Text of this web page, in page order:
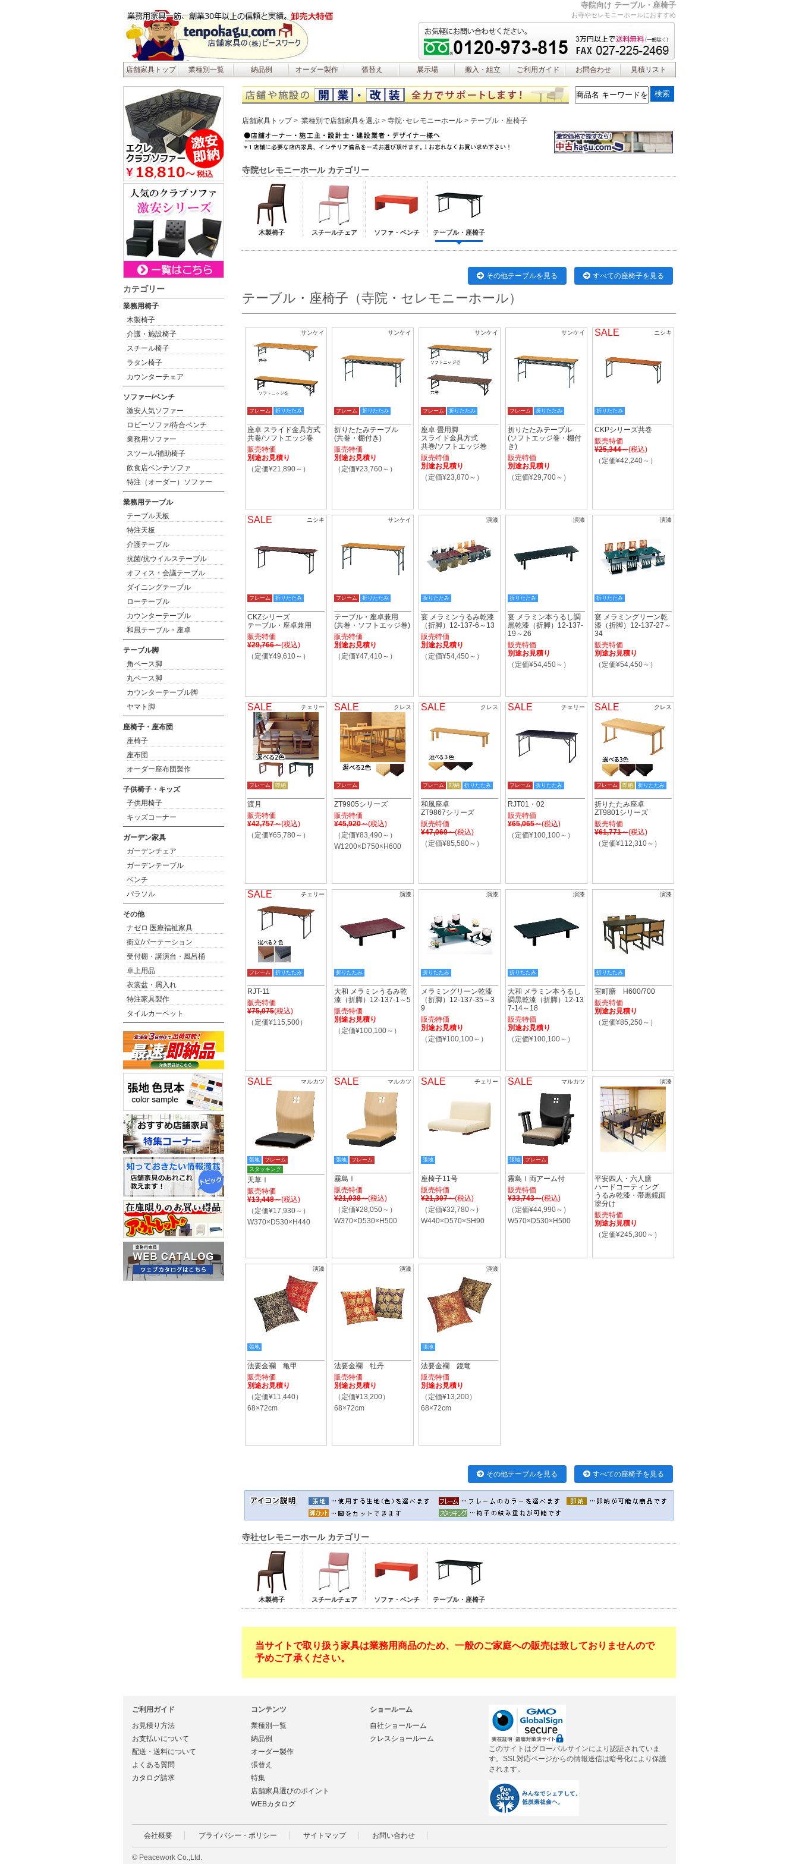
寺院向け テーブル・座椅子
お寺やセレモニーホールにおすすめ
店舗家具トップ 業種別一覧 納品例 オーダー製作 張替え 展示場 搬入・組立 ご利用ガイド お問合わせ 見積リスト
店舗家具トップ 業種別で店舗家具を選ぶ 寺院･セレモニーホール テーブル・座椅子
寺院セレモニーホール カテゴリー
木製椅子 スチールチェア ソファ・ベンチ テーブル・座椅子
その他テーブルを見る すべての座椅子を見る
テーブル・座椅子（寺院・セレモニーホール）
サンケイ
フレーム 折りたたみ
座卓 スライド金具方式
共巻/ソフトエッジ巻
販売特価
別途お見積り
（定価¥21,890～）
サンケイ
フレーム 折りたたみ
折りたたみテーブル
(共巻・棚付き)
販売特価
別途お見積り
（定価¥23,760～）
サンケイ
フレーム 折りたたみ
座卓 畳用脚
スライド金具方式
共巻/ソフトエッジ巻
販売特価
別途お見積り
（定価¥23,870～）
サンケイ
フレーム 折りたたみ
折りたたみテーブル
(ソフトエッジ巻・棚付
き)
販売特価
別途お見積り
（定価¥29,700～）
SALE ニシキ
折りたたみ
CKPシリーズ共巻
販売特価
¥25,344～(税込)
（定価¥42,240～）
SALE ニシキ
フレーム 折りたたみ
CKZシリーズ
テーブル・座卓兼用
販売特価
¥29,766～(税込)
（定価¥49,610～）
サンケイ
フレーム 折りたたみ
テーブル・座卓兼用
(共巻・ソフトエッジ巻)
販売特価
別途お見積り
（定価¥47,410～）
演漆
折りたたみ
宴 メラミンうるみ乾漆
（折脚）12-137-6～13
販売特価
別途お見積り
（定価¥54,450～）
演漆
折りたたみ
宴 メラミン本うるし調
黒乾漆（折脚）12-137-
19～26
販売特価
別途お見積り
（定価¥54,450～）
演漆
折りたたみ
宴 メラミングリーン乾
漆（折脚）12-137-27～
34
販売特価
別途お見積り
（定価¥54,450～）
SALE チェリー
フレーム 即納
渡月
販売特価
¥42,757～(税込)
（定価¥65,780～）
SALE クレス
フレーム
ZT9905シリーズ
販売特価
¥45,920～(税込)
（定価¥83,490～）
W1200×D750×H600
SALE クレス
フレーム 即納 折りたたみ
和風座卓
ZT9867シリーズ
販売特価
¥47,069～(税込)
（定価¥85,580～）
SALE チェリー
フレーム 折りたたみ
RJT01・02
販売特価
¥65,065～(税込)
（定価¥100,100～）
SALE クレス
フレーム 即納 折りたたみ
折りたたみ座卓
ZT9801シリーズ
販売特価
¥61,771～(税込)
（定価¥112,310～）
SALE チェリー
フレーム 折りたたみ
RJT-11
販売特価
¥75,075(税込)
（定価¥115,500）
演漆
折りたたみ
大和 メラミンうるみ乾
漆（折脚）12-137-1～5
販売特価
別途お見積り
（定価¥100,100～）
演漆
折りたたみ
メラミングリーン乾漆
（折脚）12-137-35～3
9
販売特価
別途お見積り
（定価¥100,100～）
演漆
折りたたみ
大和 メラミン本うるし
調黒乾漆（折脚）12-13
7-14～18
販売特価
別途お見積り
（定価¥100,100～）
演漆
折りたたみ
室町膳 H600/700
販売特価
別途お見積り
（定価¥85,250～）
SALE マルカツ
張地
フレーム
スタッキング
天草Ⅰ
販売特価
¥13,448～(税込)
（定価¥17,930～）
W370×D530×H440
SALE マルカツ
張地 フレーム
霧島Ⅰ
販売特価
¥21,038～(税込)
（定価¥28,050～）
W370×D530×H500
SALE チェリー
張地
座椅子11号
販売特価
¥21,307～(税込)
（定価¥32,780～)
W440×D570×SH90
SALE マルカツ
張地 フレーム
霧島Ⅰ両アーム付
販売特価
¥33,743～(税込)
（定価¥44,990～）
W570×D530×H500
演漆
平安四人・六人膳
ハードコーティング
うるみ乾漆・帯黒鏡面
塗分け
販売特価
別途お見積り
（定価¥245,300～）
演漆
張地
法要金襴 亀甲
販売特価
別途お見積り
（定価¥11,440）
68×72cm
演漆
法要金襴 牡丹
販売特価
別途お見積り
（定価¥13,200）
68×72cm
演漆
張地
法要金襴 鏡竜
販売特価
別途お見積り
（定価¥13,200）
68×72cm
その他テーブルを見る すべての座椅子を見る
寺社セレモニーホール カテゴリー
木製椅子 スチールチェア ソファ・ベンチ テーブル・座椅子
当サイトで取り扱う家具は業務用商品のため、一般のご家庭への販売は致しておりませんので
予めご了承ください。
カテゴリー
業務用椅子
木製椅子
介護・施設椅子
スチール椅子
ラタン椅子
カウンターチェア
ソファー/ベンチ
激安人気ソファー
ロビーソファ/待合ベンチ
業務用ソファー
スツール/補助椅子
飲食店ベンチソファ
特注（オーダー）ソファー
業務用テーブル
テーブル天板
特注天板
介護テーブル
抗菌/抗ウイルステーブル
オフィス・会議テーブル
ダイニングテーブル
ローテーブル
カウンターテーブル
和風テーブル・座卓
テーブル脚
角ベース脚
丸ベース脚
カウンターテーブル脚
ヤマト脚
座椅子・座布団
座椅子
座布団
オーダー座布団製作
子供椅子・キッズ
子供用椅子
キッズコーナー
ガーデン家具
ガーデンチェア
ガーデンテーブル
ベンチ
パラソル
その他
ナゼロ 医療福祉家具
衝立/パーテーション
受付棚・講演台・風呂桶
卓上用品
衣裳盆・屑入れ
特注家具製作
タイルカーペット
ご利用ガイド
お見積り方法
お支払いについて
配送・送料について
よくある質問
カタログ請求
コンテンツ
業種別一覧
納品例
オーダー製作
張替え
特集
店舗家具選びのポイント
WEBカタログ
ショールーム
自社ショールーム
クレスショールーム
このサイトはグローバルサインにより認証されていま
す。SSL対応ページからの情報送信は暗号化により保護
されます。
会社概要 プライバシー・ポリシー サイトマップ お問い合わせ
© Peacework Co.,Ltd.